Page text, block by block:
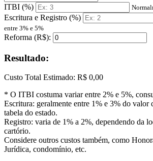
ITBI (%)
Escritura e Registro (%)
entre 3% e 5%
Reforma (R$):
Resultado:
Custo Total Estimado: R$ 0,00
* O ITBI costuma variar entre 2% e 5%,
Escritura: geralmente entre 1% e 3% do
tabela do estado.
Registro: varia de 1% a 2%, dependendo da
cartório.
Considere outros custos também, como
Jurídica, condomínio, etc.